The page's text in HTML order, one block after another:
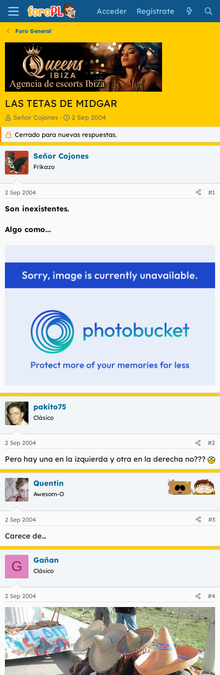
Acceder Regístrate
Foro General
LAS TETAS DE MIDGAR
I
n
c
i
a
d
o
d
e
Señor Cojones
F
e
c
h
d
i
2 Sep 2004
Cerrado para nuevas respuestas.
Señor Cojones
Frikazo
2 Sep 2004 #1
Son inexistentes.
Algo como...
pakito75
Clásico
2 Sep 2004 #2
Pero hay una en la izquierda y otra en la derecha no???
Quentin
Awesom-O
2 Sep 2004 #3
Carece de...
G Gañan
Clásico
2 Sep 2004 #4